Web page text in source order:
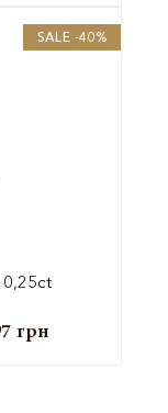
SALE -40%
0,25ct
грн